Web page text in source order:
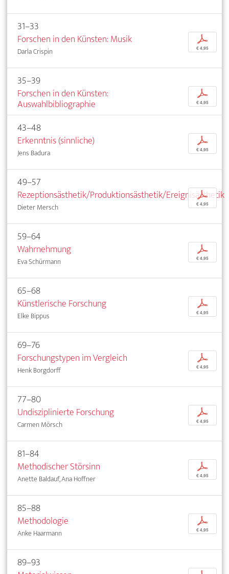
31–33
Forschen in den Künsten: Musik
Darla Crispin
p
€ 4,95
35–39
Forschen in den Künsten:
Auswahlbibliographie
p
€ 4,95
43–48
Erkenntnis (sinnliche)
Jens Badura
p
€ 4,95
49–57
Rezeptionsästhetik/Produktionsästhetik/Ereignisästhetik
Dieter Mersch
p
€ 4,95
59–64
Wahrnehmung
Eva Schürmann
p
€ 4,95
65–68
Künstlerische Forschung
Elke Bippus
p
€ 4,95
69–76
Forschungstypen im Vergleich
Henk Borgdorff
p
€ 4,95
77–80
Undisziplinierte Forschung
Carmen Mörsch
p
€ 4,95
81–84
Methodischer Störsinn
Anette Baldauf, Ana Hoffner
p
€ 4,95
85–88
Methodologie
Anke Haarmann
p
€ 4,95
89–93